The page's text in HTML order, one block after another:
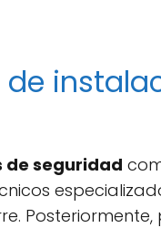
de seguridad